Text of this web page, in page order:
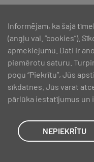
(.ZIP)
Piano MTM
(.ZIP)
(.ZIP)
Informējam, ka šajā
(angļu val. “cookies”).
apmeklējumu. Dati ir
piemērotu saturu.
pogu “Piekrītu”, Jūs
sīkdatnes. Jūs varat
pārlūka iestatījumus un
NEPIEKRĪTU